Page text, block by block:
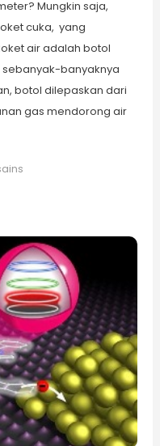
Mungkin saja,
cuka, yang
air adalah botol
sebanyak-banyaknya
botol dilepaskan dari
gas mendorong air